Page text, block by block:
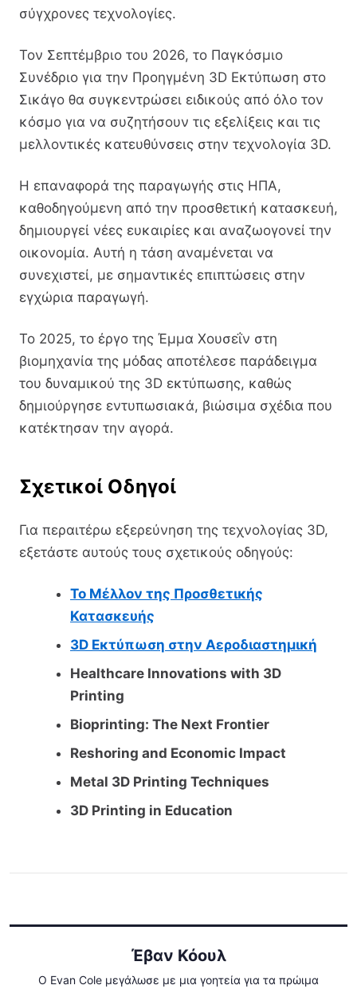
σύγχρονες τεχνολογίες.
Τον Σεπτέμβριο του 2026, το Παγκόσμιο
Συνέδριο για την Προηγμένη 3D Εκτύπωση στο
Σικάγο θα συγκεντρώσει ειδικούς από όλο τον
κόσμο για να συζητήσουν τις εξελίξεις και τις
μελλοντικές κατευθύνσεις στην τεχνολογία 3D.
Η επαναφορά της παραγωγής στις ΗΠΑ,
καθοδηγούμενη από την προσθετική κατασκευή,
δημιουργεί νέες ευκαιρίες και αναζωογονεί την
οικονομία. Αυτή η τάση αναμένεται να
συνεχιστεί, με σημαντικές επιπτώσεις στην
εγχώρια παραγωγή.
Το 2025, το έργο της Έμμα Χουσεΐν στη
βιομηχανία της μόδας αποτέλεσε παράδειγμα
του δυναμικού της 3D εκτύπωσης, καθώς
δημιούργησε εντυπωσιακά, βιώσιμα σχέδια που
κατέκτησαν την αγορά.
Σχετικοί Οδηγοί
Για περαιτέρω εξερεύνηση της τεχνολογίας 3D,
εξετάστε αυτούς τους σχετικούς οδηγούς:
Το Μέλλον της Προσθετικής
Κατασκευής
3D Εκτύπωση στην Αεροδιαστημική
Healthcare Innovations with 3D
Printing
Bioprinting: The Next Frontier
Reshoring and Economic Impact
Metal 3D Printing Techniques
3D Printing in Education
Έβαν Κόουλ
Ο Evan Cole μεγάλωσε με μια γοητεία για τα πρώιμα